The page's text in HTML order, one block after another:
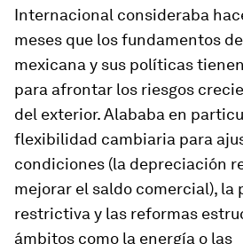
Internacional consideraba
meses que los fundamentos
mexicana y sus políticas
para afrontar los riesgos
del exterior. Alababa en
flexibilidad cambiaria para
condiciones (la depreciación
mejorar el saldo comercial),
restrictiva y las reformas
ámbitos como la energía o las